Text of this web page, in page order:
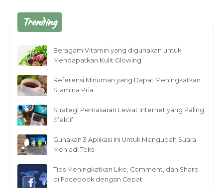
Trending
Beragam Vitamin yang digunakan untuk
Mendapatkan Kulit Glowing
Referensi Minuman yang Dapat Meningkatkan
Stamina Pria
Strategi Pemasaran Lewat Internet yang Paling
Efektif
Gunakan 3 Aplikasi Ini Untuk Mengubah Suara
Menjadi Teks
Tips Meningkatkan Like, Comment, dan Share
di Facebook dengan Cepat